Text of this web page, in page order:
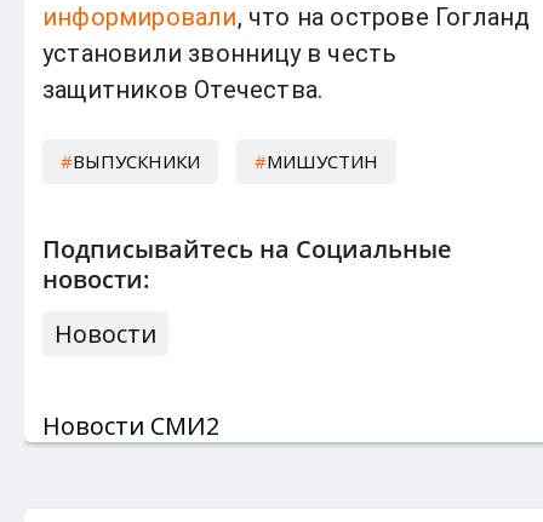
информировали, что на острове Гогланд
установили звонницу в честь
защитников Отечества.
ВЫПУСКНИКИ МИШУСТИН
Подписывайтесь на Социальные
новости:
Новости
Новости СМИ2